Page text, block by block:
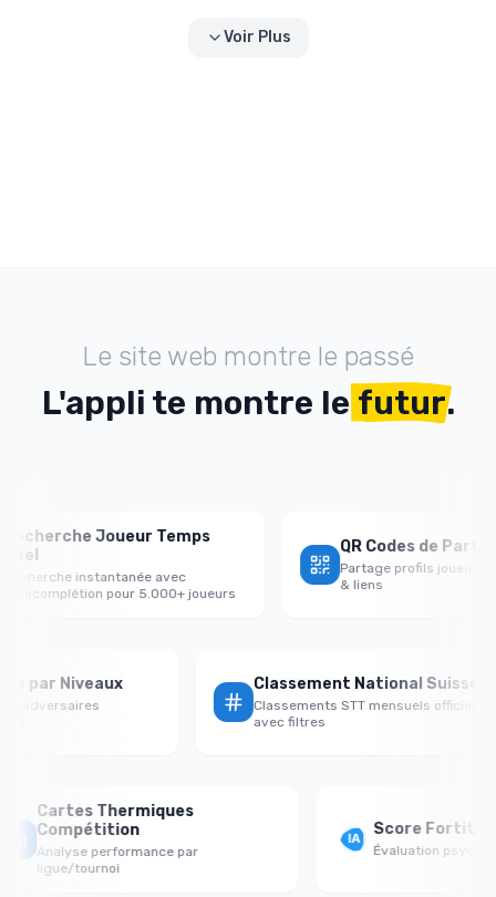
Voir Plus
Le site web montre le passé
L'appli te montre lefutur.
Joueur Temps
instantanée avec
pour 5.000+ joueurs
QR Codes de
Partage profils joueurs
& liens
par Niveaux
vs adversaires
Classement National Suisse
Classements STT mensuels
avec filtres
Cartes Thermiques
Compétition
Analyse performance par
ligue/tournoi
Score Fortitude
Évaluation